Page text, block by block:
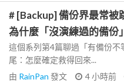
# [Backup] 備份界最常被
為什麼「沒演練過的備份
這個系列第4篇聊過「有備份
尾：怎麼確定救得回來...
由 RainPan 發文 4 小時前